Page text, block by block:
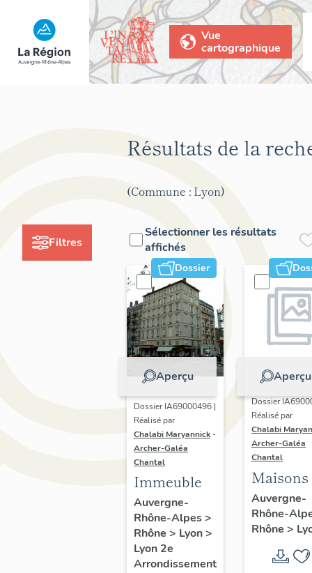
Vue
cartographique
Filtres
Résultats de la
(Commune : Lyon)
Sélectionner les résultats
affichés
Dossier
Aperçu
Dossier IA69000496 |
Réalisé par
Chalabi Maryannick -
Archer-Galéa
Chantal
Immeuble
Auvergne-
Rhône-Alpes>
Rhône > Lyon>
Lyon 2e
Arrondissement
Aperçu
Dossier
Réalisé par
Chalabi
Archer-Galéa
Chantal
Maisons
Auvergne-
Rhône-
Rhône >